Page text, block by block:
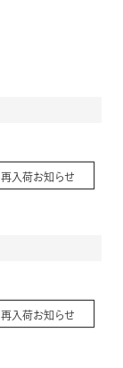
再入荷お知らせ
再入荷お知らせ